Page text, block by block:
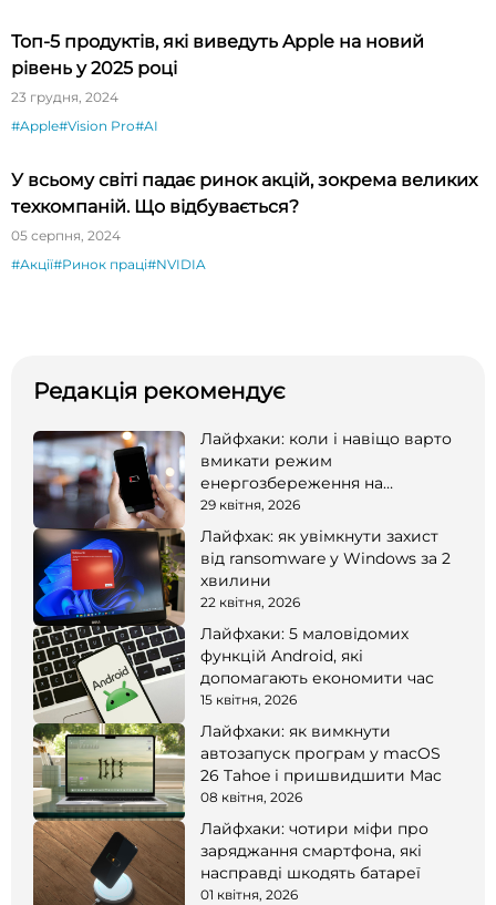
Топ-5 продуктів, які виведуть Apple на новий
рівень у 2025 році
23 грудня, 2024
#Apple#Vision Pro#AI
У всьому світі падає ринок акцій, зокрема великих
техкомпаній. Що відбувається?
05 серпня, 2024
#Акції#Ринок праці#NVIDIA
Редакція рекомендує
Лайфхаки: коли і навіщо варто
вмикати режим
енергозбереження на
смартфоні
29 квітня, 2026
Лайфхак: як увімкнути захист
від ransomware у Windows за 2
хвилини
22 квітня, 2026
Лайфхаки: 5 маловідомих
функцій Android, які
допомагають економити час
15 квітня, 2026
Лайфхаки: як вимкнути
автозапуск програм у macOS
26 Tahoe і пришвидшити Mac
08 квітня, 2026
Лайфхаки: чотири міфи про
заряджання смартфона, які
насправді шкодять батареї
01 квітня, 2026